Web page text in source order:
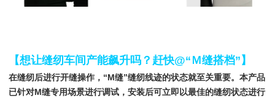
【想让缝纫车间产能飙升吗？赶快@“Ｍ 缝搭档” 】
在缝纫后进行开缝操作，“M缝”缝纫线迹的状态就至关重要。本产品
已针对M缝专用场景进行调试，安装后可立即以最佳的缝纫状态进行